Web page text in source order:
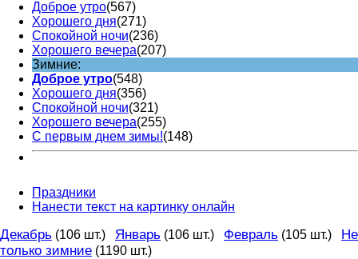
Доброе утро(567)
Хорошего дня(271)
Спокойной ночи(236)
Хорошего вечера(207)
Зимние:
Доброе утро(548)
Хорошего дня(356)
Спокойной ночи(321)
Хорошего вечера(255)
С первым днем зимы!(148)
Праздники
Нанести текст на картинку онлайн
Декабрь (106 шт.) Январь (106 шт.) Февраль (105 шт.) Не
только зимние (1190 шт.)